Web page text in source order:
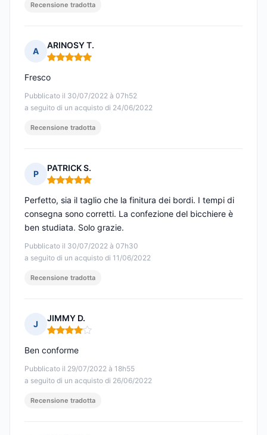
Recensione tradotta
A
ARINOSY T.
Nota: 5 su 5
Pubblicato il 30/07/2022 à 07h52
a seguito di un acquisto di 24/06/2022
Fresco
Recensione tradotta
P
PATRICK S.
Nota: 5 su 5
Pubblicato il 30/07/2022 à 07h30
a seguito di un acquisto di 11/06/2022
Perfetto, sia il taglio che la finitura dei bordi. I tempi di
consegna sono corretti. La confezione del bicchiere è
ben studiata. Solo grazie.
Recensione tradotta
J
JIMMY D.
Nota: 4 su 5
Pubblicato il 29/07/2022 à 18h55
a seguito di un acquisto di 26/06/2022
Ben conforme
Recensione tradotta